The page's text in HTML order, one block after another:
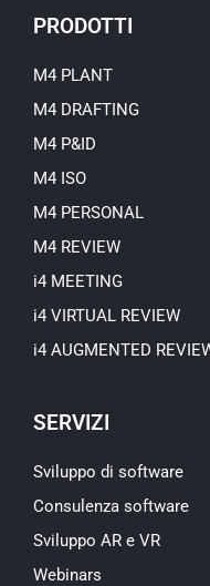
u
b
PRODOTTI
M4 PLANT
M4 DRAFTING
M4 P&ID
M4 ISO
M4 PERSONAL
M4 REVIEW
i4 MEETING
i4 VIRTUAL REVIEW
i4 AUGMENTED
SERVIZI
Sviluppo di software
Consulenza software
Sviluppo AR e VR
Webinars